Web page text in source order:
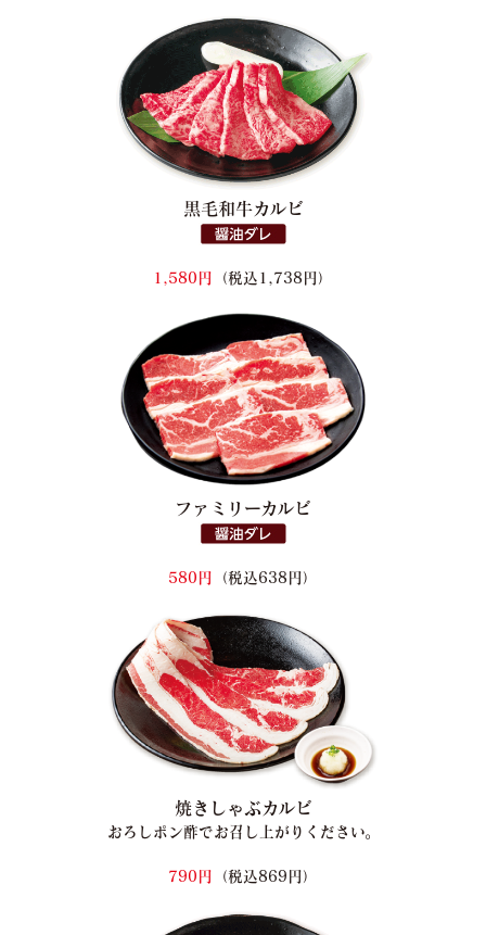
黒毛和牛カルビ
1,580円 （税込1,738円）
ファミリーカルビ
580円 （税込638円）
焼きしゃぶカルビ
おろしポン酢でお召し上がりください。
790円 （税込869円）